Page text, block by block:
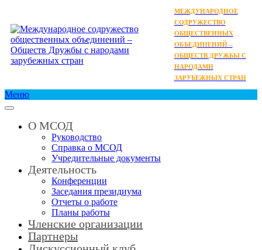
МЕЖДУНАРОДНОЕ
СОДРУЖЕСТВО
ОБЩЕСТВЕННЫХ
ОБЪЕДИНЕНИЙ –
ОБЩЕСТВ ДРУЖБЫ С
НАРОДАМИ
ЗАРУБЕЖНЫХ СТРАН
Меню
О МСОД
Руководство
Справка о МСОД
Учредительные документы
Деятельность
Конференции
Заседания президиума
Отчеты о работе
Планы работы
Членские организации
Партнеры